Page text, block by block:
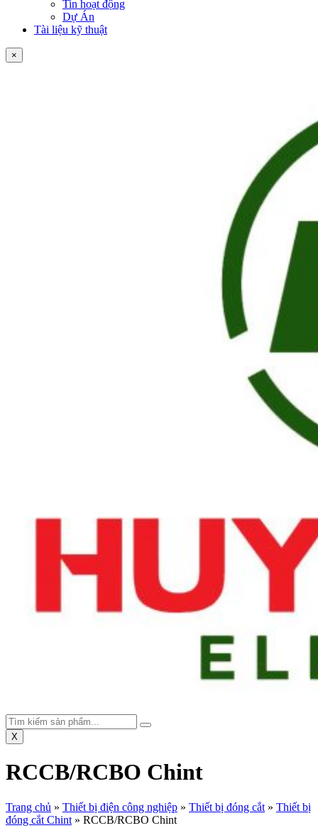
Tin hoạt động
Dự Án
Tài liệu kỹ thuật
×
X
RCCB/RCBO Chint
Trang chủ » Thiết bị điện công nghiệp » Thiết bị đóng cắt » Thiết bị
đóng cắt Chint » RCCB/RCBO Chint